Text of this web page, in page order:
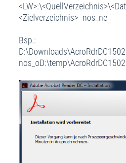
<Zielverzeichnis> -nos_ne
Bsp.: